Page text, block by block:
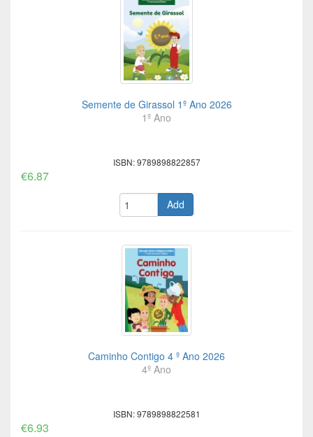
Semente de Girassol 1º Ano 2026
1º Ano
ISBN: 9789898822857
€6.87
Add
Caminho Contigo 4 º Ano 2026
4º Ano
ISBN: 9789898822581
€6.93